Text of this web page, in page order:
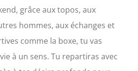
grâce aux topos, aux
hommes, aux échanges et
comme la boxe, tu vas
à un sens. Tu repartiras avec